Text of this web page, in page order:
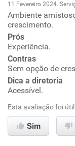
Oportunidade de
Ambiente de
Conciliação com
Benefícios
Recomenda
Recomenda
11 Fevereiro 2024.
Ambiente
crescimento.
Prós
Experiência.
Contras
Sem opção de
Dica a diretoria
Acessível.
Esta avaliação foi
Sim